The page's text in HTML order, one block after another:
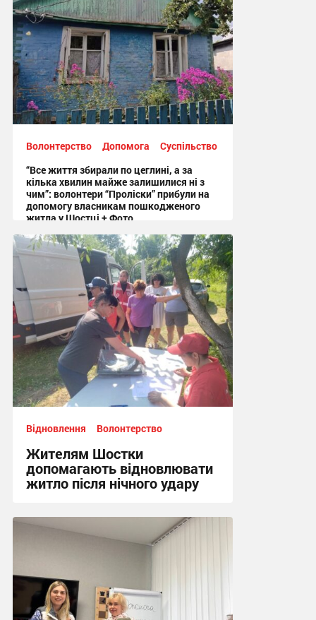
Волонтерство Допомога
Суспільство
“Все життя збирали по цеглині, а за
кілька хвилин майже залишилися ні з
чим”: волонтери “Проліски” прибули на
допомогу власникам пошкодженого
житла у Шостці + Фото
09:54 вчора
Відновлення Волонтерство
Жителям Шостки
допомагають відновлювати
житло після нічного удару
16:17, 5.08.2026